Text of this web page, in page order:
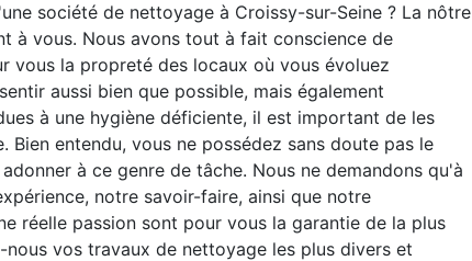
société de nettoyage à Croissy-sur-Seine ? La nôtre
à vous. Nous avons tout à fait conscience de
vous la propreté des locaux où vous évoluez
aussi bien que possible, mais également
à une hygiène déficiente, il est important de les
Bien entendu, vous ne possédez sans doute pas le
à ce genre de tâche. Nous ne demandons qu'à
notre savoir-faire, ainsi que notre
réelle passion sont pour vous la garantie de la plus
vos travaux de nettoyage les plus divers et